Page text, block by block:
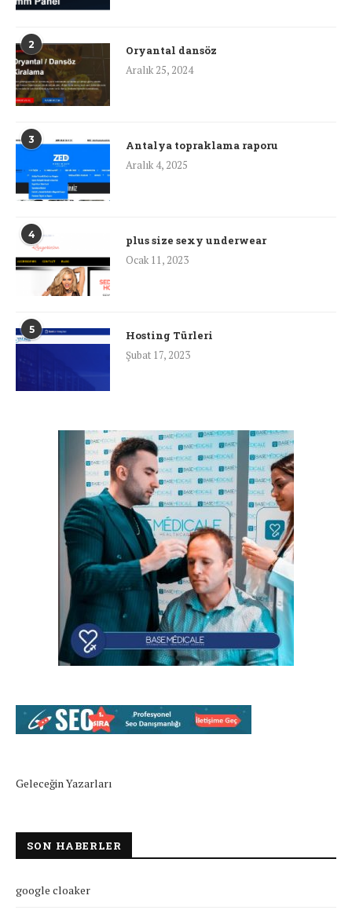
2
Oryantal dansöz
Aralık 25, 2024
3
Antalya topraklama raporu
Aralık 4, 2025
4
plus size sexy underwear
Ocak 11, 2023
5
Hosting Türleri
Şubat 17, 2023
Geleceğin Yazarları
SON HABERLER
google cloaker